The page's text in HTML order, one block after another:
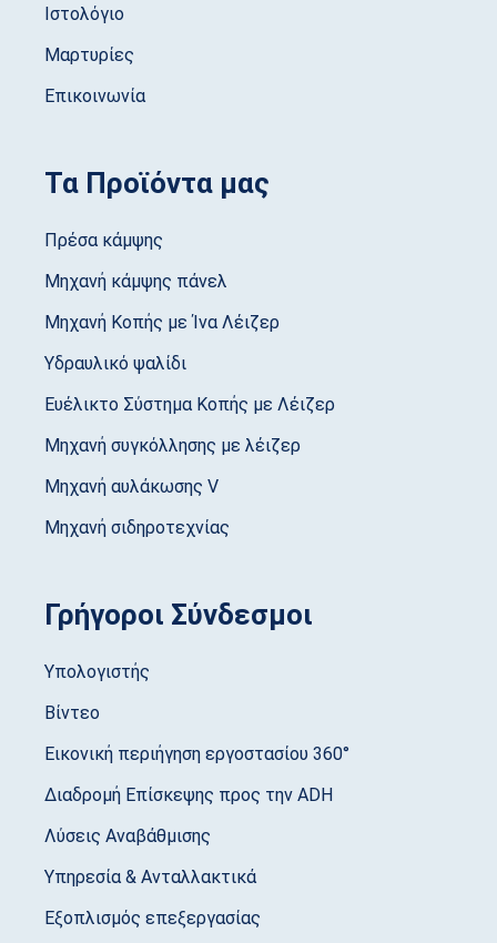
Ιστολόγιο
Μαρτυρίες
Επικοινωνία
Τα Προϊόντα μας
Πρέσα κάμψης
Μηχανή κάμψης πάνελ
Μηχανή Κοπής με Ίνα Λέιζερ
Υδραυλικό ψαλίδι
Ευέλικτο Σύστημα Κοπής με Λέιζερ
Μηχανή συγκόλλησης με λέιζερ
Μηχανή αυλάκωσης V
Μηχανή σιδηροτεχνίας
Γρήγοροι Σύνδεσμοι
Υπολογιστής
Βίντεο
Εικονική περιήγηση εργοστασίου 360°
Διαδρομή Επίσκεψης προς την ADH
Λύσεις Αναβάθμισης
Υπηρεσία & Ανταλλακτικά
Εξοπλισμός επεξεργασίας